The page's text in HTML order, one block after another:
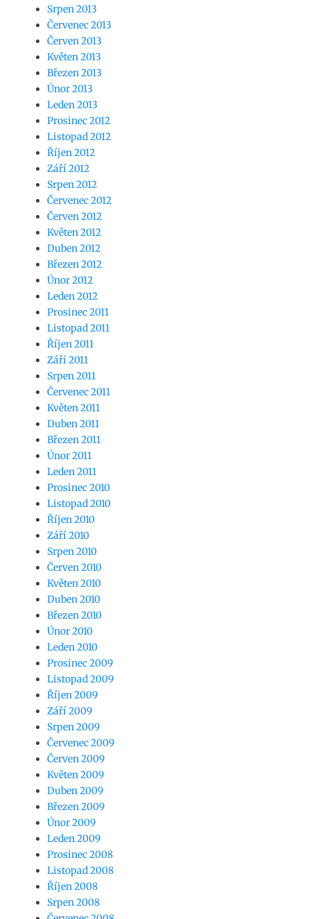
Srpen 2013
Červenec 2013
Červen 2013
Květen 2013
Březen 2013
Únor 2013
Leden 2013
Prosinec 2012
Listopad 2012
Říjen 2012
Září 2012
Srpen 2012
Červenec 2012
Červen 2012
Květen 2012
Duben 2012
Březen 2012
Únor 2012
Leden 2012
Prosinec 2011
Listopad 2011
Říjen 2011
Září 2011
Srpen 2011
Červenec 2011
Květen 2011
Duben 2011
Březen 2011
Únor 2011
Leden 2011
Prosinec 2010
Listopad 2010
Říjen 2010
Září 2010
Srpen 2010
Červen 2010
Květen 2010
Duben 2010
Březen 2010
Únor 2010
Leden 2010
Prosinec 2009
Listopad 2009
Říjen 2009
Září 2009
Srpen 2009
Červenec 2009
Červen 2009
Květen 2009
Duben 2009
Březen 2009
Únor 2009
Leden 2009
Prosinec 2008
Listopad 2008
Říjen 2008
Srpen 2008